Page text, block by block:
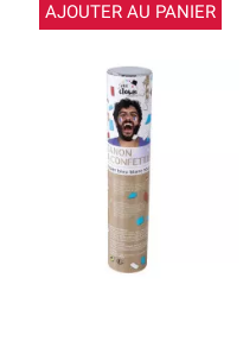
AJOUTER AU PANIER